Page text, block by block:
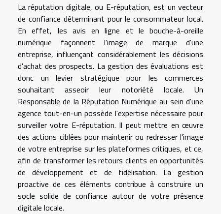
La réputation digitale, ou E-réputation, est un vecteur
de confiance déterminant pour le consommateur local.
En effet, les avis en ligne et le bouche-à-oreille
numérique façonnent l'image de marque d'une
entreprise, influençant considérablement les décisions
d'achat des prospects. La gestion des évaluations est
donc un levier stratégique pour les commerces
souhaitant asseoir leur notoriété locale. Un
Responsable de la Réputation Numérique au sein d'une
agence tout-en-un possède l'expertise nécessaire pour
surveiller votre E-réputation. Il peut mettre en œuvre
des actions ciblées pour maintenir ou redresser l'image
de votre entreprise sur les plateformes critiques, et ce,
afin de transformer les retours clients en opportunités
de développement et de fidélisation. La gestion
proactive de ces éléments contribue à construire un
socle solide de confiance autour de votre présence
digitale locale.